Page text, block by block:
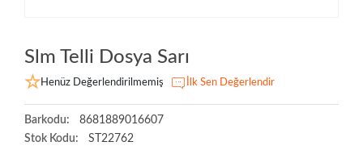
Slm Telli Dosya Sarı
Henüz Değerlendirilmemiş İlk Sen Değerlendir
Barkodu:
8681889016607
Stok Kodu:
ST22762